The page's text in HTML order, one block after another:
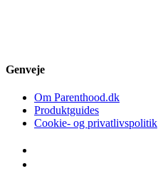
Genveje
Om Parenthood.dk
Produktguides
Cookie- og privatlivspolitik